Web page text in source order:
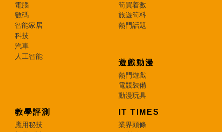
電腦
數碼
智能家居
科技
汽車
人工智能
筍買着數
旅遊筍料
熱門話題
遊戲動漫
熱門遊戲
電競裝備
動漫玩具
教學評測
應用秘技
IT TIMES
業界頭條